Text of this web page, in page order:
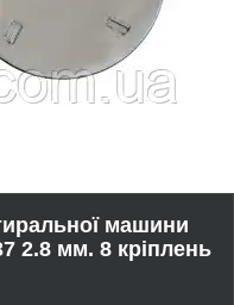
машини
2.8 мм. 8 кріплень